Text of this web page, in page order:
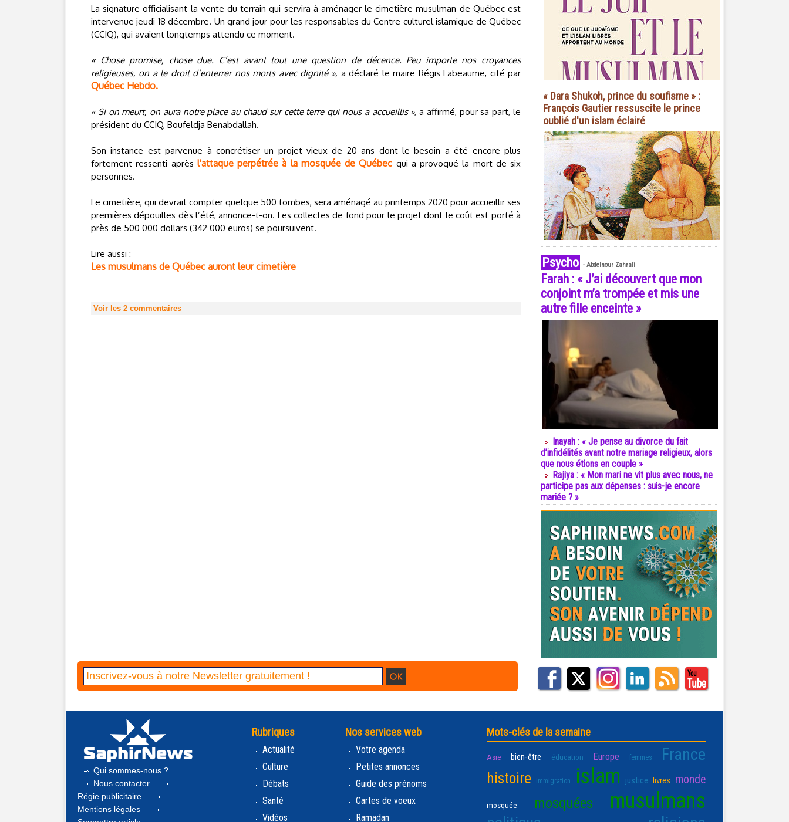
La signature officialisant la vente du terrain qui servira à aménager le cimetière musulman de Québec est
intervenue jeudi 18 décembre. Un grand jour pour les responsables du Centre culturel islamique de Québec
(CCIQ), qui avaient longtemps attendu ce moment.
« Chose promise, chose due. C’est avant tout une question de décence. Peu importe nos croyances
religieuses, on a le droit d’enterrer nos morts avec dignité », a déclaré le maire Régis Labeaume, cité par
Québec Hebdo.
« Si on meurt, on aura notre place au chaud sur cette terre qui nous a accueillis », a affirmé, pour sa part, le
président du CCIQ, Boufeldja Benabdallah.
Son instance est parvenue à concrétiser un projet vieux de 20 ans dont le besoin a été encore plus
fortement ressenti après l'attaque perpétrée à la mosquée de Québec qui a provoqué la mort de six
personnes.
Le cimetière, qui devrait compter quelque 500 tombes, sera aménagé au printemps 2020 pour accueillir ses
premières dépouilles dès l’été, annonce-t-on. Les collectes de fond pour le projet dont le coût est porté à
près de 500 000 dollars (342 000 euros) se poursuivent.
Lire aussi :
Les musulmans de Québec auront leur cimetière
Voir les 2 commentaires
« Dara Shukoh, prince du soufisme » :
François Gautier ressuscite le prince
oublié d'un islam éclairé
Psycho - Abdelnour Zahrali
Farah : « J’ai découvert que mon
conjoint m’a trompée et mis une
autre fille enceinte »
Inayah : « Je pense au divorce du fait
d’infidélités avant notre mariage religieux, alors
que nous étions en couple »
Rajiya : « Mon mari ne vit plus avec nous, ne
participe pas aux dépenses : suis-je encore
mariée ? »
Qui sommes-nous ?
Nous contacter
Régie publicitaire
Mentions légales
Rubriques
Actualité
Culture
Débats
Santé
Vidéos
Nos services web
Votre agenda
Petites annonces
Guide des prénoms
Cartes de voeux
Ramadan
Mots-clés de la semaine
Asie bien-être éducation Europe femmes France
histoire immigration islam justice livres monde
mosquée mosquées musulmans